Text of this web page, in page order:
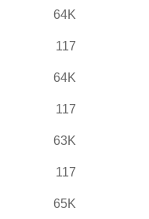
64K
117
64K
117
63K
117
65K